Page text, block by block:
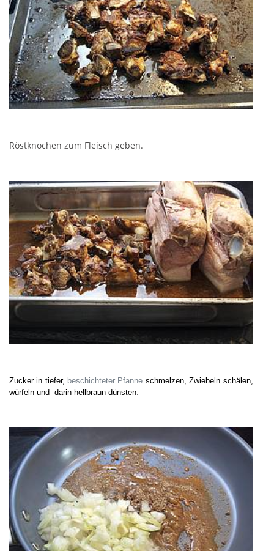
Röstknochen zum Fleisch geben.
Zucker in tiefer, beschichteter Pfanne schmelzen,Zwiebeln schälen,
würfeln und darin hellbraun dünsten.